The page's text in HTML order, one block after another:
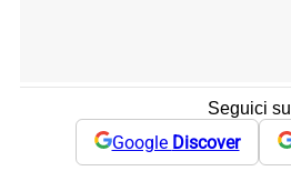
Seguici su
Google Discover